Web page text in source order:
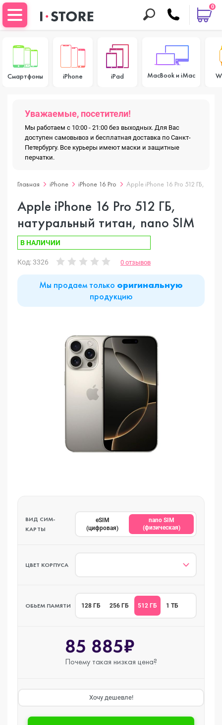
0
Смартфоны iPhone iPad MacBook и iMac
Уважаемые, посетители!
Мы работаем с 10:00 - 21:00 без выходных. Для Вас
доступен самовывоз и бесплатная доставка по Санкт-
Петербургу. Все курьеры имеют маски и защитные
перчатки.
Главная iPhone iPhone 16 Pro Apple iPhone 16 Pro 512 ГБ,
Apple iPhone 16 Pro 512 ГБ,
натуральный титан, nano SIM
В НАЛИЧИИ
Код: 3326 0 отзывов
Мы продаем только оригинальную
продукцию
ВИД СИМ-
КАРТЫ
eSIM
(цифровая)
nano SIM
(физическая)
ЦВЕТ КОРПУСА
ОБЬЕМ ПАМЯТИ 128 ГБ 256 ГБ 512 ГБ 1 ТБ
85 885₽
Почему такая низкая цена?
Хочу дешевле!